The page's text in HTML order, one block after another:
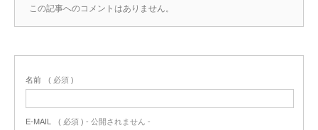
この記事へのコメントはありません。
名前 ( 必須 )
E-MAIL ( 必須 ) - 公開されません -